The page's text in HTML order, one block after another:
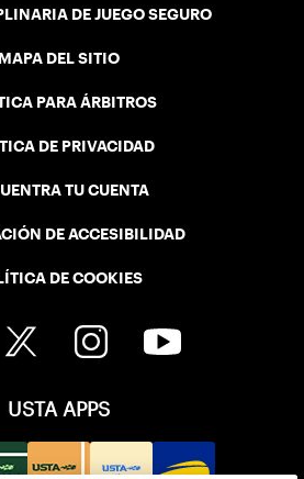
DE JUEGO SEGURO
MAPA DEL SITIO
PARA ÁRBITROS
DE PRIVACIDAD
TU CUENTA
DE ACCESIBILIDAD
DE COOKIES
USTA APPS